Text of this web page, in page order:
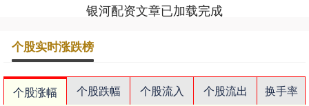
银河配资文章已加载完成
个股实时涨跌榜
个股涨幅 个股跌幅 个股流入 个股流出
换手率